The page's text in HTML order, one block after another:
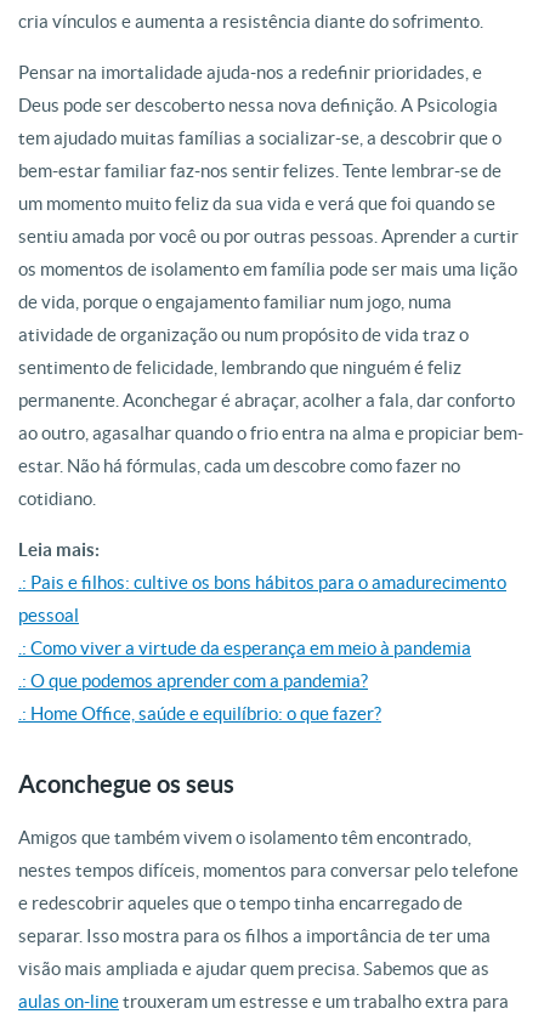
cria vínculos e aumenta a resistência diante do sofrimento.
Pensar na imortalidade ajuda-nos a redefinir prioridades, e
Deus pode ser descoberto nessa nova definição. A Psicologia
tem ajudado muitas famílias a socializar-se, a descobrir que o
bem-estar familiar faz-nos sentir felizes. Tente lembrar-se de
um momento muito feliz da sua vida e verá que foi quando se
sentiu amada por você ou por outras pessoas. Aprender a curtir
os momentos de isolamento em família pode ser mais uma lição
de vida, porque o engajamento familiar num jogo, numa
atividade de organização ou num propósito de vida traz o
sentimento de felicidade, lembrando que ninguém é feliz
permanente. Aconchegar é abraçar, acolher a fala, dar conforto
ao outro, agasalhar quando o frio entra na alma e propiciar bem-
estar. Não há fórmulas, cada um descobre como fazer no
cotidiano.
Leia mais:
.: Pais e filhos: cultive os bons hábitos para o amadurecimento
pessoal
.: Como viver a virtude da esperança em meio à pandemia
.: O que podemos aprender com a pandemia?
.: Home Office, saúde e equilíbrio: o que fazer?
Aconchegue os seus
Amigos que também vivem o isolamento têm encontrado,
nestes tempos difíceis, momentos para conversar pelo telefone
e redescobrir aqueles que o tempo tinha encarregado de
separar. Isso mostra para os filhos a importância de ter uma
visão mais ampliada e ajudar quem precisa. Sabemos que as
aulas on-linetrouxeram um estresse e um trabalho extra para